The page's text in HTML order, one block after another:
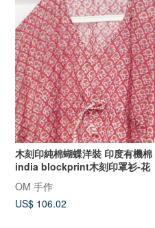
木刻印純棉蝴蝶洋裝 印度有機棉
india blockprint木刻印罩衫-花
OM 手作
US$ 106.02